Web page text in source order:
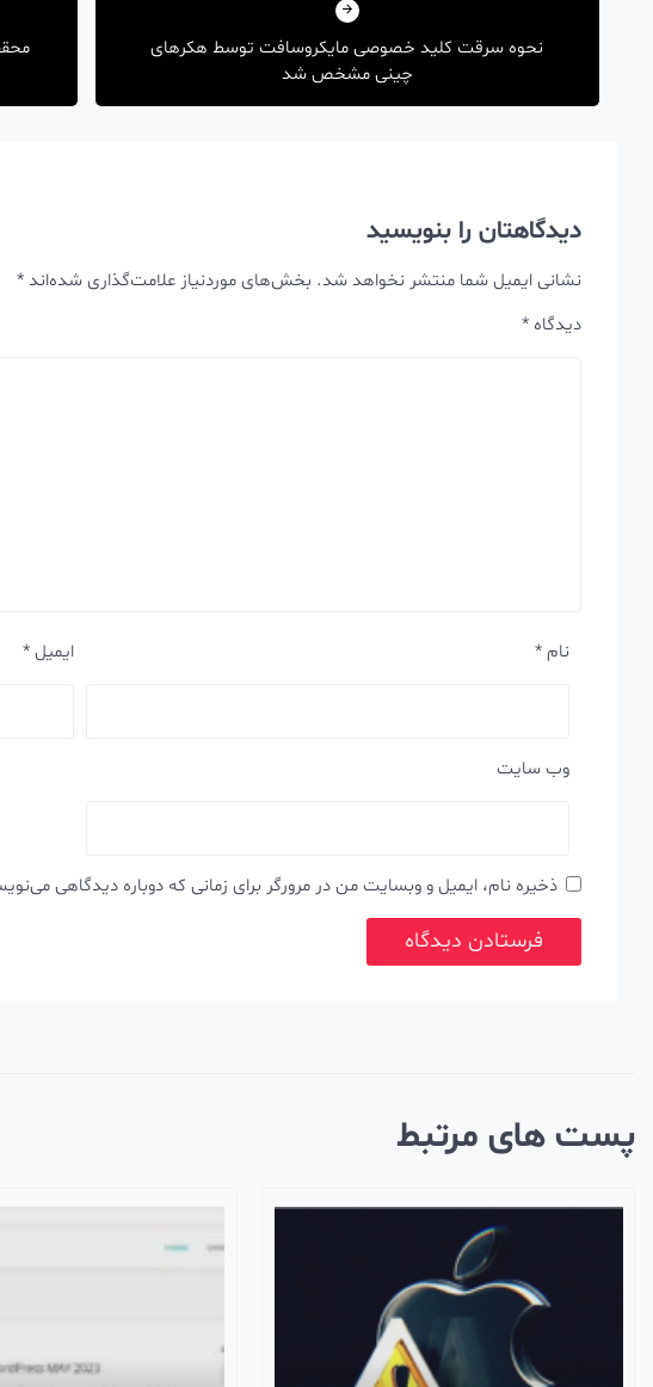
نحوه سرقت کلید خصوصی مایکروسافت توسط هکرهای
چینی مشخص شد
دیدگاهتان را بنویسید
نشانی ایمیل شما منتشر نخواهد شد. بخش‌های موردنیاز علامت‌گذاری شده‌اند*
دیدگاه *
نام* ایمیل*
وب‌ سایت
ذخیره نام، ایمیل و وبسایت من در مرورگر برای زمانی که دوباره دیدگاهی
پست های مرتبط